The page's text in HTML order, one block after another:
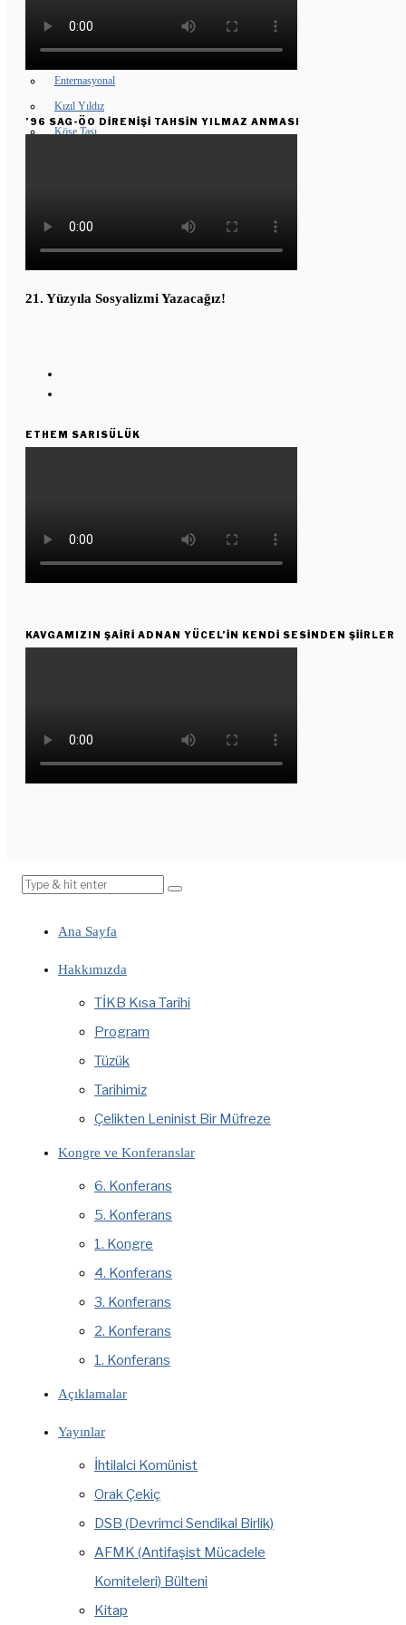
YD ÇALIŞMASI
Enternasyonal
Kızıl Yıldız
Köşe Taşı
’96 SAG-ÖO DİRENİŞİ TAHSİN YILMAZ ANMASI
21. Yüzyıla Sosyalizmi Yazacağız!
ETHEM SARISÜLÜK
KAVGAMIZIN ŞAIRI ADNAN YÜCEL’IN KENDI SESINDEN ŞIIRLER
Ana Sayfa
Hakkımızda
TİKB Kısa Tarihi
Program
Tüzük
Tarihimiz
Çelikten Leninist Bir Müfreze
Kongre ve Konferanslar
6. Konferans
5. Konferans
1. Kongre
4. Konferans
3. Konferans
2. Konferans
1. Konferans
Açıklamalar
Yayınlar
İhtilalci Komünist
Orak Çekiç
DSB (Devrimci Sendikal Birlik)
AFMK (Antifaşist Mücadele
Komiteleri) Bülteni
Kitap